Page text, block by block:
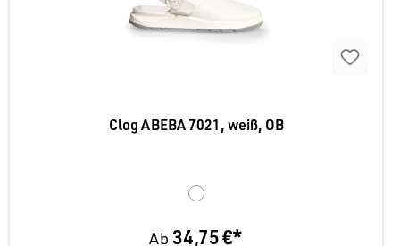
Clog ABEBA 7021, weiß, OB
Ab34,75 €*